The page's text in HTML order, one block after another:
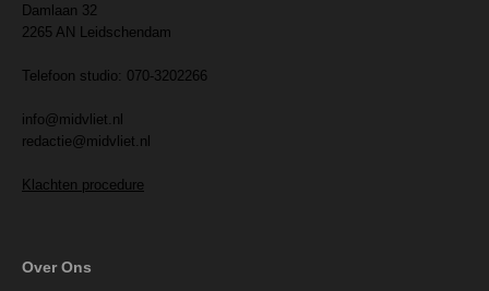
Damlaan 32
2265 AN Leidschendam
Telefoon studio: 070-3202266
info@midvliet.nl
redactie@midvliet.nl
Klachten procedure
Over Ons